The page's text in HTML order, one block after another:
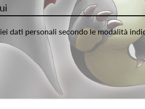
dati personali secondo le modalità